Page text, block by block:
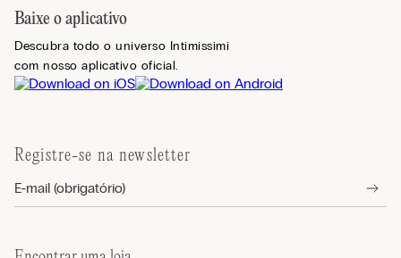
Baixe o aplicativo
Descubra todo o universo Intimissimi
com nosso aplicativo oficial.
Registre-se na newsletter